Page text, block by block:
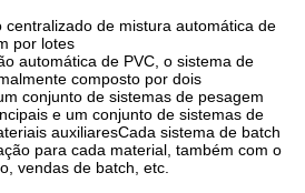
centralizado de mistura automática de
por lotes
automática de PVC, o sistema de
composto por dois
conjunto de sistemas de pesagem
e um conjunto de sistemas de
auxiliaresCada sistema de batch
para cada material, também com o
vendas de batch, etc.